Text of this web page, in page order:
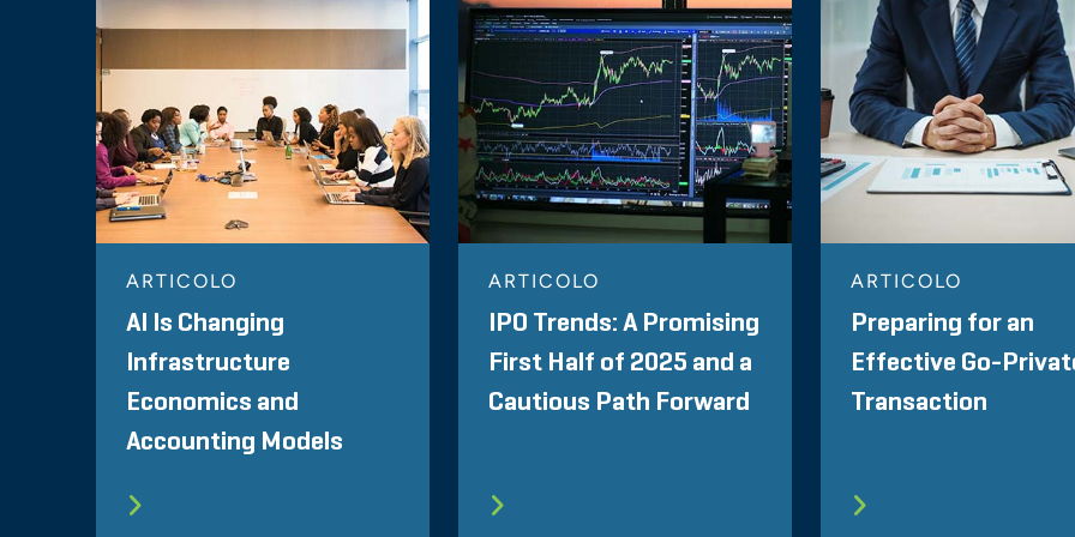
ARTICOLO
AI Is Changing
Infrastructure
Economics and
Accounting Models
ARTICOLO
IPO Trends: A Promising
First Half of 2025 and a
Cautious Path Forward
ARTICOLO
Preparing for an
Effective Go-
Transaction